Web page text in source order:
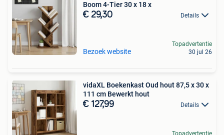
Boom 4-Tier 30 x 18 x
€ 29,30 Details
Bezoek website
Topadvertentie
30 jul 26
vidaXL Boekenkast Oud hout 87,5 x 30 x
111 cm Bewerkt hout
€ 127,99 Details
Topadvertentie